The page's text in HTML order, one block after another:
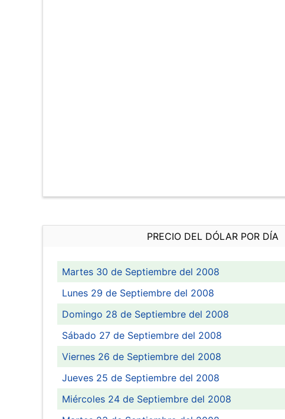
PRECIO DEL DÓLAR POR DÍA
Martes 30 de Septiembre del 2008
Lunes 29 de Septiembre del 2008
Domingo 28 de Septiembre del 2008
Sábado 27 de Septiembre del 2008
Viernes 26 de Septiembre del 2008
Jueves 25 de Septiembre del 2008
Miércoles 24 de Septiembre del 2008